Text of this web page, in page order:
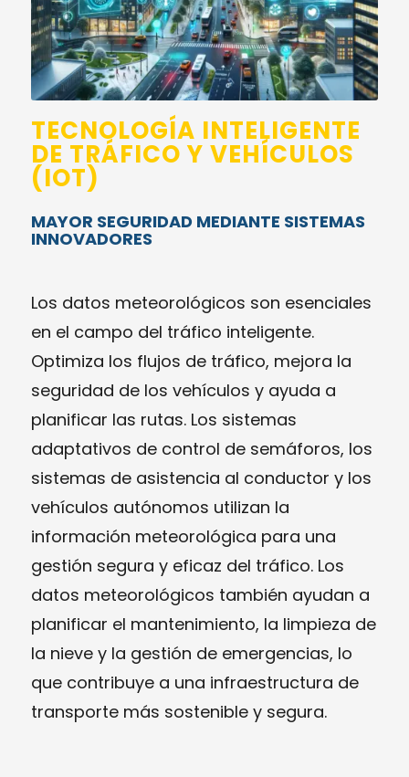
TECNOLOGÍA INTELIGENTE
DE TRÁFICO Y VEHÍCULOS
(IOT)
MAYOR SEGURIDAD MEDIANTE SISTEMAS
INNOVADORES
Los datos meteorológicos son esenciales
en el campo del tráfico inteligente.
Optimiza los flujos de tráfico, mejora la
seguridad de los vehículos y ayuda a
planificar las rutas. Los sistemas
adaptativos de control de semáforos, los
sistemas de asistencia al conductor y los
vehículos autónomos utilizan la
información meteorológica para una
gestión segura y eficaz del tráfico. Los
datos meteorológicos también ayudan a
planificar el mantenimiento, la limpieza de
la nieve y la gestión de emergencias, lo
que contribuye a una infraestructura de
transporte más sostenible y segura.